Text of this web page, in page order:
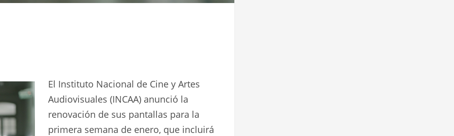
El Instituto Nacional de Cine y Artes
Audiovisuales (INCAA) anunció la
renovación de sus pantallas para la
primera semana de enero, que incluirá